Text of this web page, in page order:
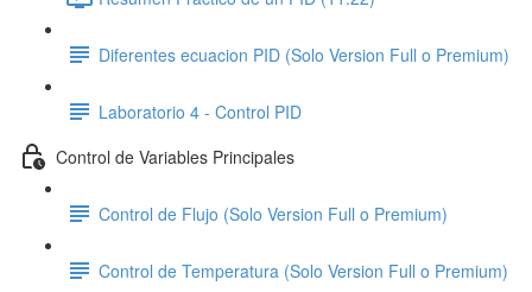
Diferentes ecuacion PID (Solo Version Full o Premium)
Laboratorio 4 - Control PID
Control de Variables Principales
Control de Flujo (Solo Version Full o Premium)
Control de Temperatura (Solo Version Full o Premium)